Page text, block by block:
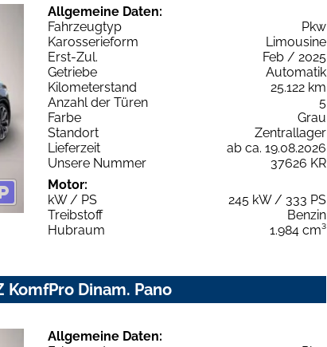
Allgemeine Daten:
Fahrzeugtyp
Pkw
Karosserieform
Limousine
Erst-Zul.
Feb / 2025
Getriebe
Automatik
Kilometerstand
25.122 km
Anzahl der Türen
5
Farbe
Grau
Standort
Zentrallager
Lieferzeit
ab ca. 19.08.2026
Unsere Nummer
37626 KR
Motor:
kW / PS
245 kW / 333 PS
Treibstoff
Benzin
Hubraum
1.984 cm³
KomfPro Dinam. Pano
Allgemeine Daten: